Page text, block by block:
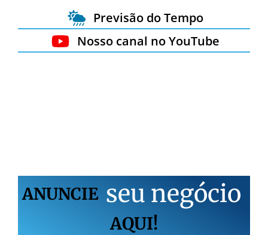
Previsão do Tempo
Nosso canal no YouTube
ANUNCIE seu negócio
AQUI!